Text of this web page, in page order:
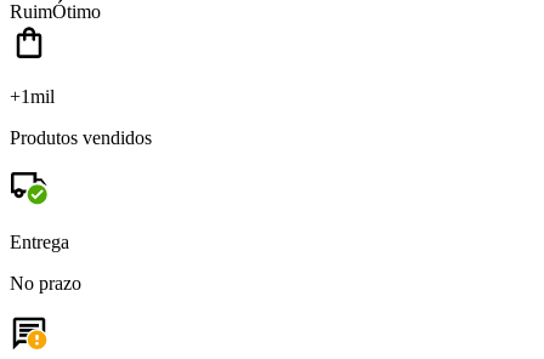
RuimÓtimo
+1mil
Produtos vendidos
Entrega
No prazo